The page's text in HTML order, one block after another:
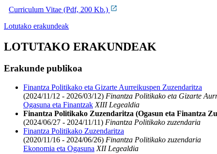
Curriculum Vitae (Pdf, 200 Kb.)
Lotutako erakundeak
LOTUTAKO ERAKUNDEAK
Erakunde publikoa
Finantza Politikako eta Gizarte Aurreikuspen Zuzendaritza
(2024/11/12 - 2026/03/12) Finantza Politikako eta Gizarte
Ogasuna eta Finantzak XIII Legealdia
Finantza Politikako Zuzendaritza (Ogasun eta Finantza
(2024/06/27 - 2024/11/11) Finantza Politikako zuzendaria
Finantza Politikako Zuzendaritza
(2020/11/16 - 2024/06/26) Finantza Politikako zuzendaria
Ekonomia eta Ogasuna XII Legealdia